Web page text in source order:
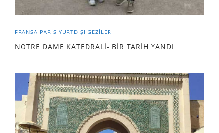
FRANSA PARİS YURTDIŞI GEZILER
NOTRE DAME KATEDRALİ- BİR TARİH YANDI